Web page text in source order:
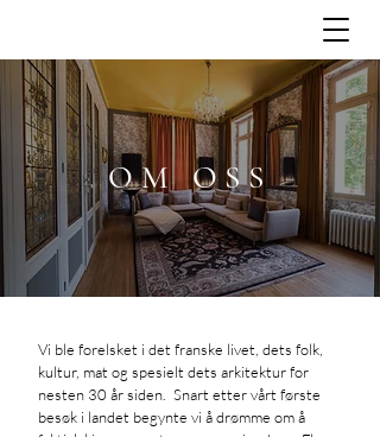
OM OSS
Vi ble forelsket i det franske livet, dets folk,
kultur, mat og spesielt dets arkitektur for
nesten 30 år siden. Snart etter vårt første
besøk i landet begynte vi å drømme om å